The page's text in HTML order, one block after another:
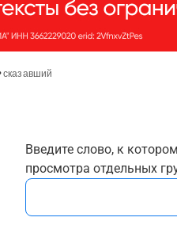
сказавший
Введите слово, к
просмотра отдельных